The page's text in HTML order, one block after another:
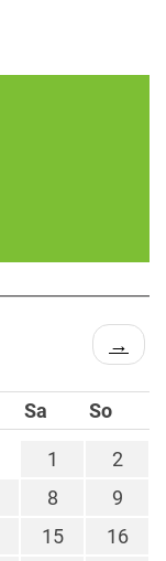
→
Sa So
1
2
8
9
15
16